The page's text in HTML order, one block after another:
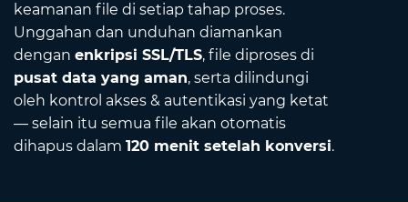
keamanan file di setiap tahap proses.
Unggahan dan unduhan diamankan
dengan enkripsi SSL/TLS, file diproses di
pusat data yang aman, serta dilindungi
oleh kontrol akses & autentikasi yang ketat
— selain itu semua file akan otomatis
dihapus dalam 120 menit setelah konversi.